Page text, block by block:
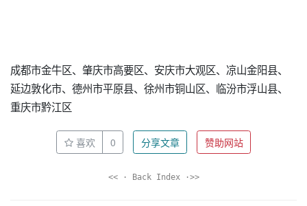
成都市金牛区、肇庆市高要区、安庆市大观区、凉山金阳县、
延边敦化市、德州市平原县、徐州市铜山区、临汾市浮山县、
重庆市黔江区
喜欢 0 分享文章 赞助网站
<< · Back Index ·>>